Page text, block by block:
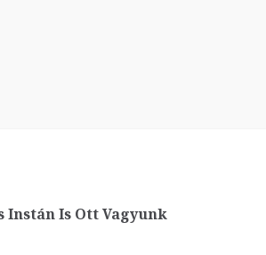
Instán Is Ott Vagyunk